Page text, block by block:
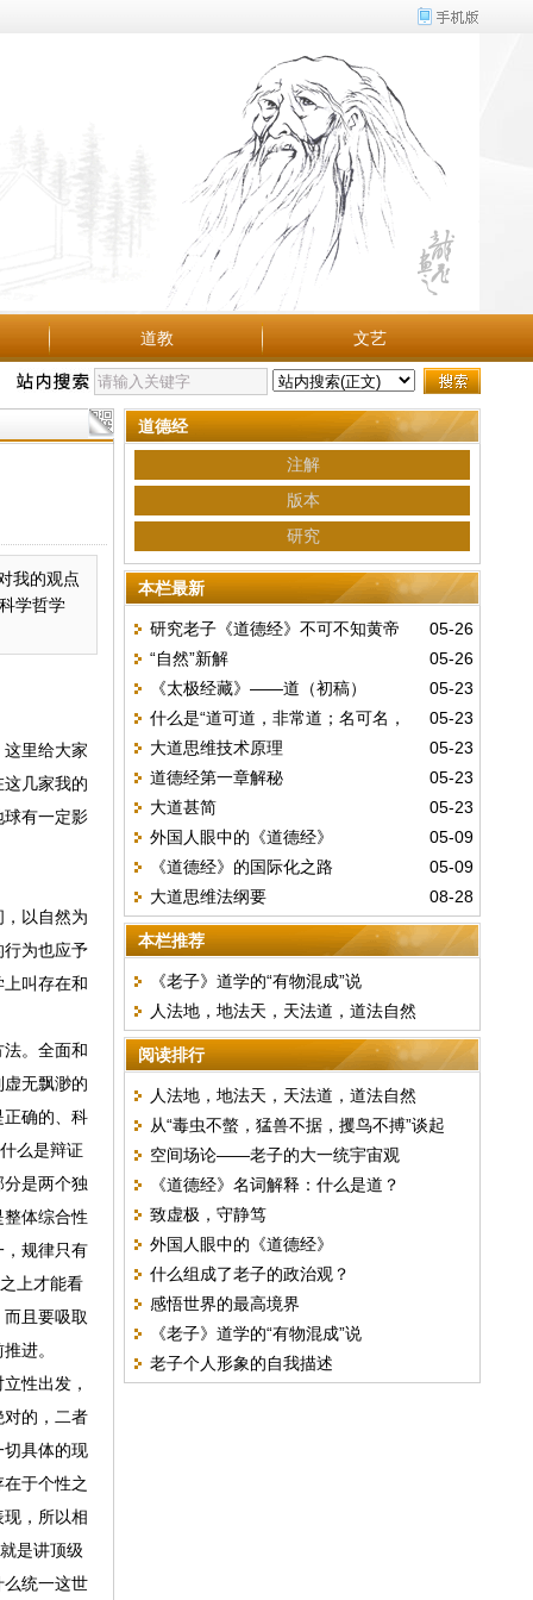
道教 文艺
我的观点
学哲学
里给大家
几家我的
有一定影
以自然为
为也应予
叫存在和
。全面和
无飘渺的
确的、科
么是辩证
是两个独
体综合性
规律只有
上才能看
且要吸取
进。
性出发，
的，二者
具体的现
于个性之
，所以相
是讲顶级
统一这世
道德经
注解
版本
研究
本栏最新
05-26
研究老子《道德经》不可不知黄帝
《阴符经》
05-26
“自然”新解
05-23
《太极经藏》——道（初稿）
05-23
什么是“道可道，非常道；名可名，
非常名”？
05-23
大道思维技术原理
05-23
道德经第一章解秘
05-23
大道甚简
05-09
外国人眼中的《道德经》
05-09
《道德经》的国际化之路
08-28
大道思维法纲要
本栏推荐
《老子》道学的“有物混成”说
人法地，地法天，天法道，道法自然
阅读排行
人法地，地法天，天法道，道法自然
从“毒虫不螫，猛兽不据，攫鸟不搏”谈起
空间场论——老子的大一统宇宙观
《道德经》名词解释：什么是道？
致虚极，守静笃
外国人眼中的《道德经》
什么组成了老子的政治观？
感悟世界的最高境界
《老子》道学的“有物混成”说
老子个人形象的自我描述